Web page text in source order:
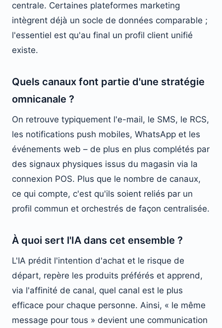
centrale. Certaines plateformes marketing
intègrent déjà un socle de données comparable ;
l'essentiel est qu'au final un profil client unifié
existe.
Quels canaux font partie d'une stratégie
omnicanale ?
On retrouve typiquement l'e-mail, le SMS, le RCS,
les notifications push mobiles, WhatsApp et les
événements web – de plus en plus complétés par
des signaux physiques issus du magasin via la
connexion POS. Plus que le nombre de canaux,
ce qui compte, c'est qu'ils soient reliés par un
profil commun et orchestrés de façon centralisée.
À quoi sert l'IA dans cet ensemble ?
L'IA prédit l'intention d'achat et le risque de
départ, repère les produits préférés et apprend,
via l'affinité de canal, quel canal est le plus
efficace pour chaque personne. Ainsi, « le même
message pour tous » devient une communication